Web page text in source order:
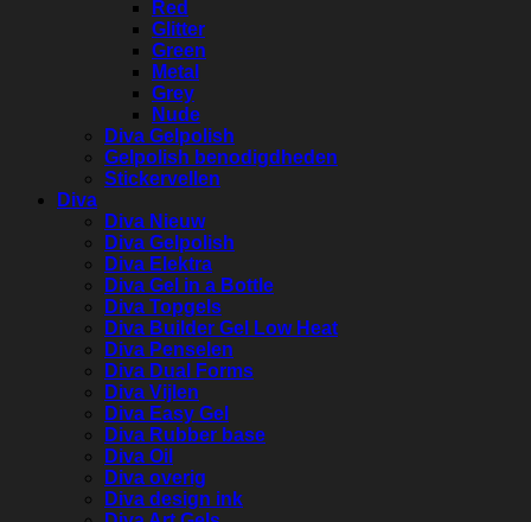
Red
Glitter
Green
Metal
Grey
Nude
Diva Gelpolish
Gelpolish benodigdheden
Stickervellen
Diva
Diva Nieuw
Diva Gelpolish
Diva Elektra
Diva Gel in a Bottle
Diva Topgels
Diva Builder Gel Low Heat
Diva Penselen
Diva Dual Forms
Diva Vijlen
Diva Easy Gel
Diva Rubber base
Diva Oil
Diva overig
Diva design ink